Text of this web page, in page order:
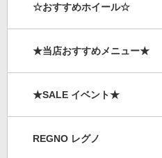
☆おすすめホイール☆
★当店おすすめメニュー★
★SALE イベント★
REGNO レグノ